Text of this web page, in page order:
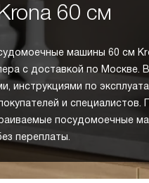
60 см
машины 60 см
с доставкой по Москве.
инструкциями по
и
посудомоечные
переплаты.